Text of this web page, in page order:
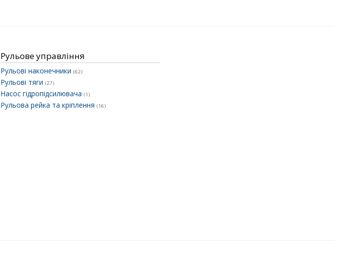
Рульове управління
Рульові наконечники (62)
Рульові тяги (27)
Насос гідропідсилювача (1)
Рульова рейка та кріплення (16)